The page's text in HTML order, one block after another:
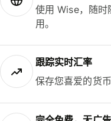
使用 Wise，随时
用。
跟踪实时汇率
保存您喜爱的货